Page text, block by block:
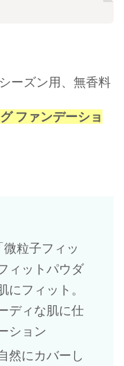
ーズン用、無香料
ファンデーショ
粒子フィッ
ィットパウダ
にフィット。
ディな肌に仕
ション
然にカバーし